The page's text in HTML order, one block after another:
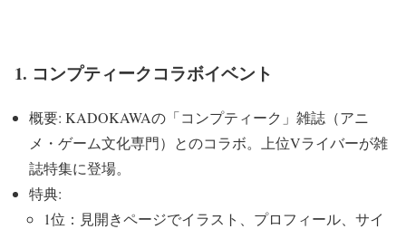
1. コンプティークコラボイベント
概要: KADOKAWAの「コンプティーク」雑誌（アニ
メ・ゲーム文化専門）とのコラボ。上位Vライバーが雑
誌特集に登場。
特典:
1位：見開きページでイラスト、プロフィール、サイ